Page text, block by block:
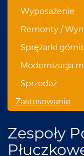
Wyposażenie
Remonty /
Sprężarki
Modernizacja
Sprzedaż
Zastosowanie
Zespoły